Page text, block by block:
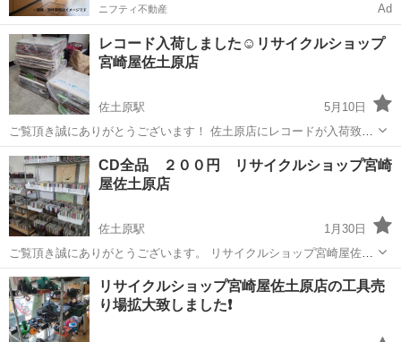
ニフティ不動産 Ad
レコード入荷しました☺️リサイクルショップ
宮崎屋佐土原店
佐土原駅
5月10日
ご覧頂き誠にありがとうございます！ 佐土原店にレコードが入荷致し
ました☺️ その他、在庫もございますので是非ご来店ください！
宮崎 宮崎市 佐土原駅 リサイクルショップ
CD全品 ２００円 リサイクルショップ宮崎
屋佐土原店
佐土原駅
1月30日
ご覧頂き誠にありがとうございます。 リサイクルショップ宮崎屋佐土
原店にてCD全品２００円で販売しております。 邦楽、洋楽、演歌、ア
ニソン、ジャズ等、色々取り揃えておりますのでご来店お待ちしてお
ります。 リサイクルショップ...
宮崎 宮崎市 佐土原駅 リサイクルショップ
リサイクルショップ宮崎屋佐土原店の工具売
り場拡大致しました❗